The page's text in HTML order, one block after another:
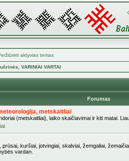
aktyvias temas
VARINIAI VARTAI
Forumas
metskaitliai
(metskaitliai), laiko skaičiavimai ir kiti matai.
prūsai, kuršiai, jotvingiai, skalviai, žemgaliai,
vardan.